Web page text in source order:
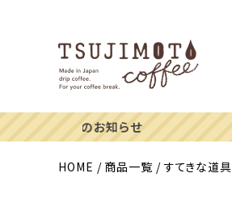
HOME 商品一覧 すてきな道具